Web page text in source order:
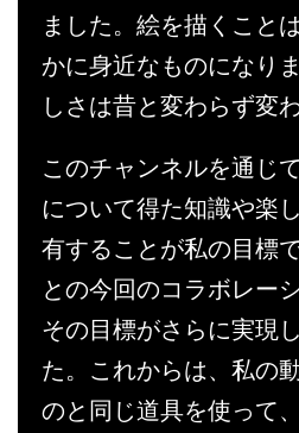
ました。絵を描くこと
かに身近なものになり
しさは昔と変わらず変
このチャンネルを通じ
について得た知識や楽
有することが私の目標
との今回のコラボレー
その目標がさらに実現
た。これからは、私の
のと同じ道具を使って